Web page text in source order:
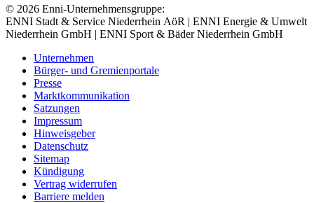
© 2026 Enni-Unternehmensgruppe:
ENNI Stadt & Service Niederrhein AöR | ENNI Energie & Umwelt
Niederrhein GmbH | ENNI Sport & Bäder Niederrhein GmbH
Unternehmen
Bürger- und Gremienportale
Presse
Marktkommunikation
Satzungen
Impressum
Hinweisgeber
Datenschutz
Sitemap
Kündigung
Vertrag widerrufen
Barriere melden